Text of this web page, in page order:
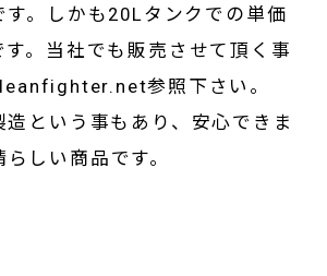
す。しかも20Lタンクでの単価
す。当社でも販売させて頂く事
参照下さい。
という事もあり、安心できま
しい商品です。